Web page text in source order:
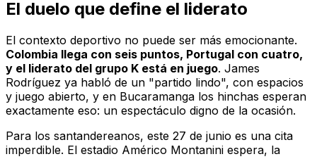
El duelo que define el liderato
El contexto deportivo no puede ser más emocionante.
Colombia llega con seis puntos, Portugal con cuatro,
y el liderato del grupo K está en juego. James
Rodríguez ya habló de un "partido lindo", con espacios
y juego abierto, y en Bucaramanga los hinchas esperan
exactamente eso: un espectáculo digno de la ocasión.
Para los santandereanos, este 27 de junio es una cita
imperdible. El estadio Américo Montanini espera, la